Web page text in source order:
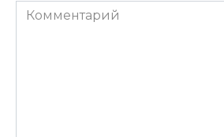
Комментарий